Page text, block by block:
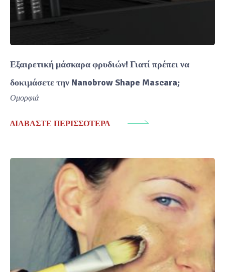
Εξαιρετική μάσκαρα φρυδιών! Γιατί πρέπει να
δοκιμάσετε την Nanobrow Shape Mascara;
Ομορφιά
ΔΙΑΒΆΣΤΕ ΠΕΡΙΣΣΌΤΕΡΑ